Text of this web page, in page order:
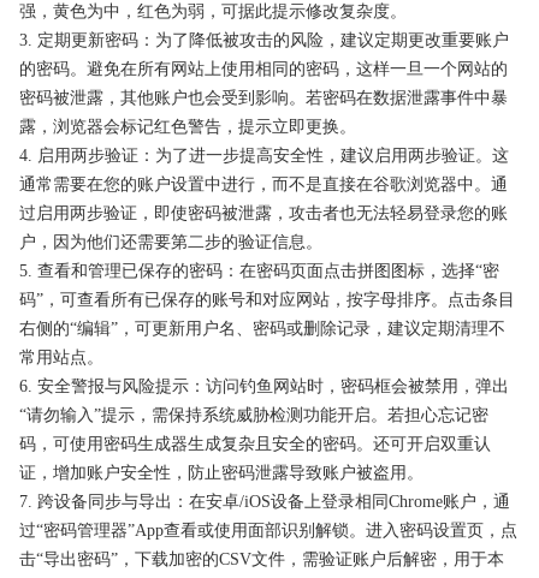
强，黄色为中，红色为弱，可据此提示修改复杂度。
3. 定期更新密码：为了降低被攻击的风险，建议定期更改重要账户
的密码。避免在所有网站上使用相同的密码，这样一旦一个网站的
密码被泄露，其他账户也会受到影响。若密码在数据泄露事件中暴
露，浏览器会标记红色警告，提示立即更换。
4. 启用两步验证：为了进一步提高安全性，建议启用两步验证。这
通常需要在您的账户设置中进行，而不是直接在谷歌浏览器中。通
过启用两步验证，即使密码被泄露，攻击者也无法轻易登录您的账
户，因为他们还需要第二步的验证信息。
5. 查看和管理已保存的密码：在密码页面点击拼图图标，选择“密
码”，可查看所有已保存的账号和对应网站，按字母排序。点击条目
右侧的“编辑”，可更新用户名、密码或删除记录，建议定期清理不
常用站点。
6. 安全警报与风险提示：访问钓鱼网站时，密码框会被禁用，弹出
“请勿输入”提示，需保持系统威胁检测功能开启。若担心忘记密
码，可使用密码生成器生成复杂且安全的密码。还可开启双重认
证，增加账户安全性，防止密码泄露导致账户被盗用。
7. 跨设备同步与导出：在安卓/iOS设备上登录相同Chrome账户，通
过“密码管理器”App查看或使用面部识别解锁。进入密码设置页，点
击“导出密码”，下载加密的CSV文件，需验证账户后解密，用于本